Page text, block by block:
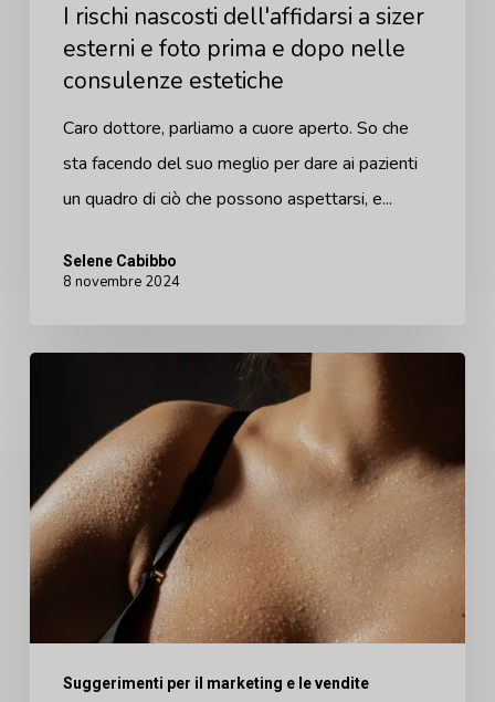
prima
dopo
nelle
consulenze
estetiche
I rischi nascosti dell'affidarsi a sizer
esterni e foto prima e dopo nelle
consulenze estetiche
Caro dottore, parliamo a cuore aperto. So che
sta facendo del suo meglio per dare ai pazienti
un quadro di ciò che possono aspettarsi, e...
Selene Cabibbo
8 novembre 2024
comuni
con
Arbrea
seno:Suggerimenti per il marketing e le vendite